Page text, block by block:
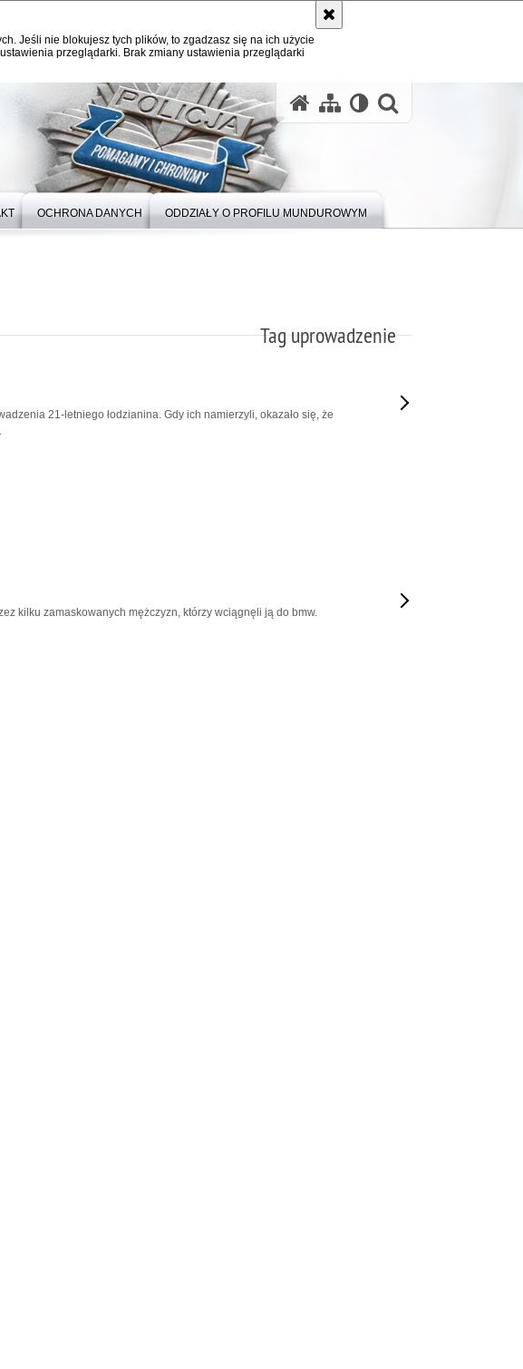
Jeśli nie blokujesz tych plików, to zgadzasz się na ich użycie
przeglądarki. Brak zmiany ustawienia przeglądarki
OCHRONA DANYCH ODDZIAŁY O PROFILU MUNDUROWYM
Tag uprowadzenie
21-letniego łodzianina. Gdy ich namierzyli, okazało się, że
kilku zamaskowanych mężczyzn, którzy wciągnęli ją do bmw.